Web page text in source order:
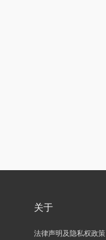
关于
法律声明及隐私权政策